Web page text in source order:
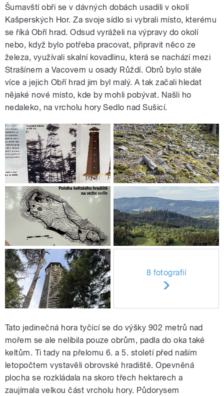
Šumavští obři se v dávných dobách usadili v okolí
Kašperských Hor. Za svoje sídlo si vybrali místo, kterému
se říká Obří hrad. Odsud vyráželi na výpravy do okolí
nebo, když bylo potřeba pracovat, připravit něco ze
železa, využívali skalní kovadlinu, která se nachází mezi
Strašínem a Vacovem u osady Růždí. Obrů bylo stále
více a jejich Obří hrad jim byl malý. A tak začali hledat
nějaké nové místo, kde by mohli pobývat. Našli ho
nedaleko, na vrcholu hory Sedlo nad Sušicí.
8 fotografií
Tato jedinečná hora tyčící se do výšky 902 metrů nad
mořem se ale nelíbila pouze obrům, padla do oka také
keltům. Ti tady na přelomu 6. a 5. století před naším
letopočtem vystavěli obrovské hradiště. Opevněná
plocha se rozkládala na skoro třech hektarech a
zaujímala velkou část vrcholu hory. Půdorysem